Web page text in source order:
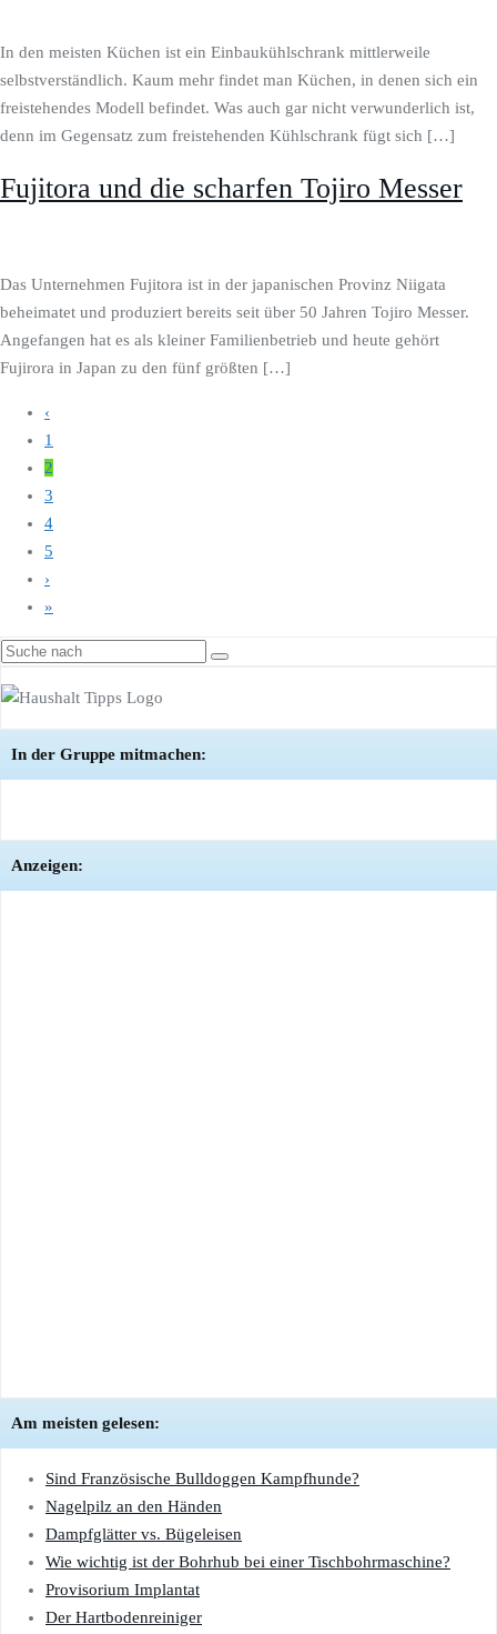
In den meisten Küchen ist ein Einbaukühlschrank mittlerweile
selbstverständlich. Kaum mehr findet man Küchen, in denen sich ein
freistehendes Modell befindet. Was auch gar nicht verwunderlich ist,
denn im Gegensatz zum freistehenden Kühlschrank fügt sich […]
Fujitora und die scharfen Tojiro Messer
Das Unternehmen Fujitora ist in der japanischen Provinz Niigata
beheimatet und produziert bereits seit über 50 Jahren Tojiro Messer.
Angefangen hat es als kleiner Familienbetrieb und heute gehört
Fujirora in Japan zu den fünf größten […]
‹
1
2
3
4
5
›
»
In der Gruppe mitmachen:
Anzeigen:
Am meisten gelesen:
Sind Französische Bulldoggen Kampfhunde?
Nagelpilz an den Händen
Dampfglätter vs. Bügeleisen
Wie wichtig ist der Bohrhub bei einer Tischbohrmaschine?
Provisorium Implantat
Der Hartbodenreiniger